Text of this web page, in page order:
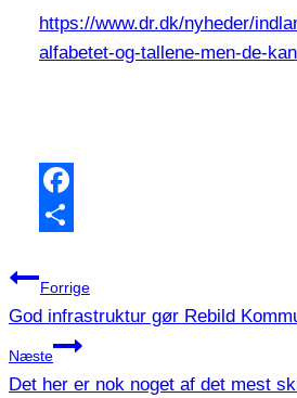
https://www.dr.dk/nyheder/
alfabetet-og-tallene-men-de-
Facebook
Indlægsnavigation
Forrige
God infrastruktur gør Rebild
Næste
Det her er nok noget af det mest